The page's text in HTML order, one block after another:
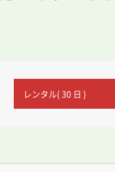
レンタル( 30 日 )